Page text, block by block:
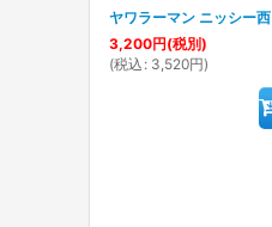
ヤワラーマン ニッシー西
3,200円(税別)
(税込 : 3,520円)